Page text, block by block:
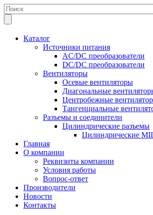
Каталог
Источники питания
AC/DC преобразователи
DC/DC преобразователи
Вентиляторы
Осевые вентиляторы
Диагональные
Центробежные
Тангенциальные
Разъемы и соединители
Цилиндрические разъемы
Цилиндрические
Главная
О компании
Реквизиты компании
Условия работы
Вопрос-ответ
Производители
Новости
Контакты